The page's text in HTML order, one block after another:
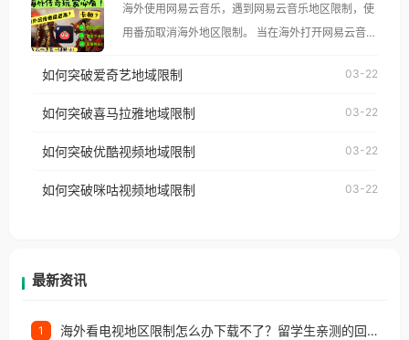
像其他音乐平台一样，出现地区及版权限制问题，且
仅能在中国大陆地区播放。 遇到这个问题的朋友们，
台湾、美国、加拿大、澳大利亚、欧洲等国家和地区
权限制所困扰。
海外使用网易云音乐，遇到网易云音乐地区限制，使
用番茄取消海外地区限制。 当在海外打开网易云音
播放”的提示语。 海外用户如香港、澳门、台湾、美
制问题，且仅能在中国大陆地区播放。 遇到这个问题
户收听网易云音乐地区版权限制」的问题，无论人在
如何突破爱奇艺地域限制 03-22
如何突破喜马拉雅地域限制 03-22
如何突破优酷视频地域限制 03-22
如何突破咪咕视频地域限制 03-22
最新资讯
1 海外看电视地区限制怎么办下载不了？留学生亲测的回国加速方案（附2026世界杯观赛技巧）